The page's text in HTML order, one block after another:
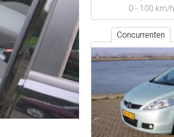
0 - 100 km/h
Concurrenten